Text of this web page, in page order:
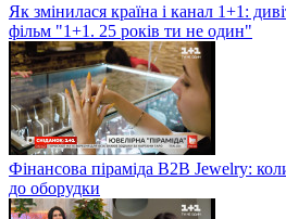
Як змінилася країна і канал 1+1:
фільм "1+1. 25 років ти не один"
Фінансова піраміда B2B Jewelry:
до оборудки